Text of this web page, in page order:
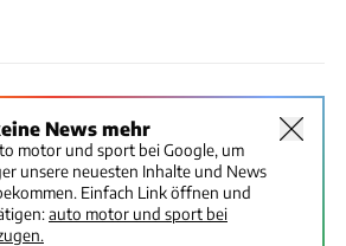
News mehr
motor und sport bei Google, um
unsere neuesten Inhalte und News
Einfach Link öffnen und
auto motor und sport bei